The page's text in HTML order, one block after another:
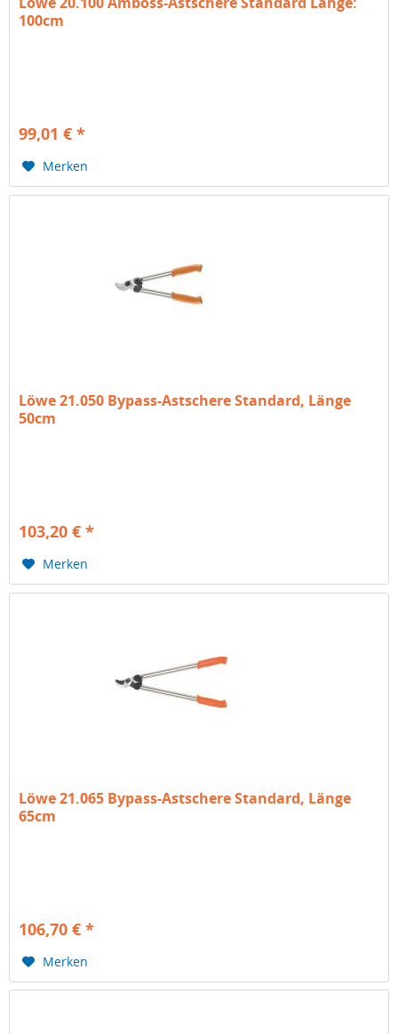
100cm
99,01 € *
Merken
Löwe 21.050 Bypass-Astschere Standard, Länge
50cm
103,20 € *
Merken
Löwe 21.065 Bypass-Astschere Standard, Länge
65cm
106,70 € *
Merken